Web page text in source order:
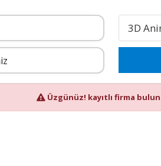
3D
Üzgünüz! kayıtlı firma